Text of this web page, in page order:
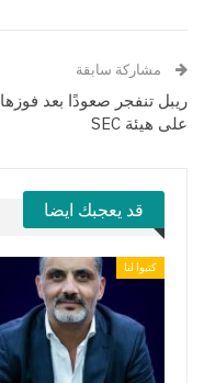
مشاركة سابقة
ريبل تنفجر صعودًا بعد فوزها
على هيئة SEC
قد يعجبك ايضا
كتبوا لنا